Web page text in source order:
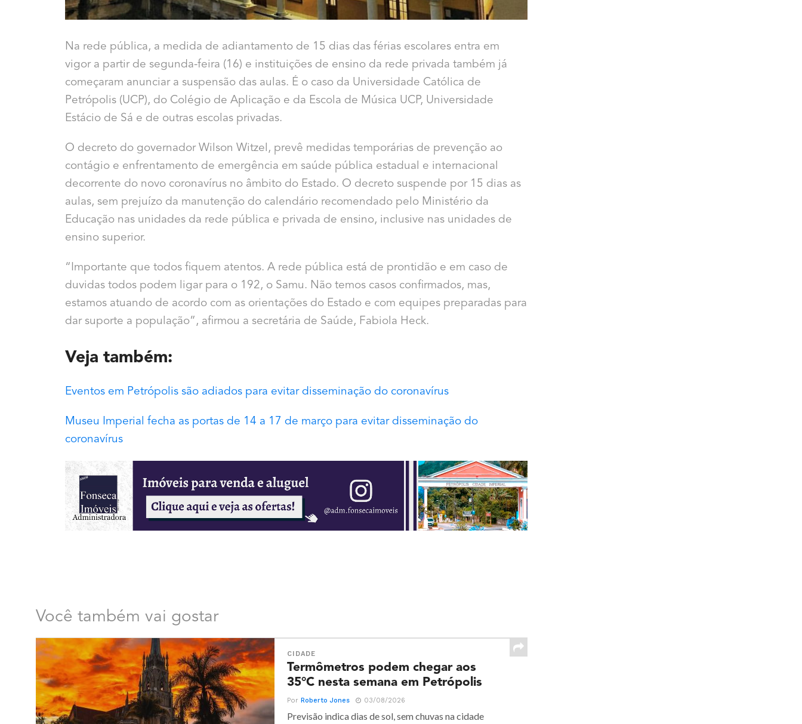
Na rede pública, a medida de adiantamento de 15 dias das férias escolares entra em
vigor a partir de segunda-feira (16) e instituições de ensino da rede privada também já
começaram anunciar a suspensão das aulas. É o caso da Universidade Católica de
Petrópolis (UCP), do Colégio de Aplicação e da Escola de Música UCP, Universidade
Estácio de Sá e de outras escolas privadas.
O decreto do governador Wilson Witzel, prevê medidas temporárias de prevenção ao
contágio e enfrentamento de emergência em saúde pública estadual e internacional
decorrente do novo coronavírus no âmbito do Estado. O decreto suspende por 15 dias as
aulas, sem prejuízo da manutenção do calendário recomendado pelo Ministério da
Educação nas unidades da rede pública e privada de ensino, inclusive nas unidades de
ensino superior.
“Importante que todos fiquem atentos. A rede pública está de prontidão e em caso de
duvidas todos podem ligar para o 192, o Samu. Não temos casos confirmados, mas,
estamos atuando de acordo com as orientações do Estado e com equipes preparadas para
dar suporte a população”, afirmou a secretária de Saúde, Fabiola Heck.
Veja também:
Eventos em Petrópolis são adiados para evitar disseminação do coronavírus
Museu Imperial fecha as portas de 14 a 17 de março para evitar disseminação do
coronavírus
Você também vai gostar
CIDADE
Termômetros podem chegar aos
35°C nesta semana em Petrópolis
PorRoberto Jones 03/08/2026
Previsão indica dias de sol, sem chuvas na cidade